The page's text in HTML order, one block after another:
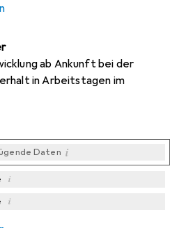
ab Ankunft bei der
in Arbeitstagen im
Daten i
i
i